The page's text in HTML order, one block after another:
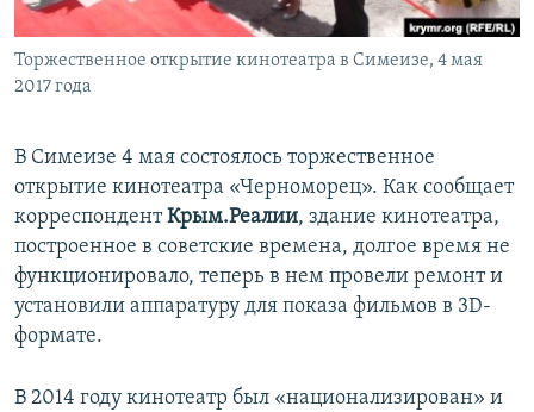
ПОБЕДИТЕЛЕЙ НЕ СУДЯТ?
КРЫМ.НЕПОКОРЕННЫЙ
УКРАИНСКАЯ ПРОБЛЕМА КРЫМА
ПРИСОЕДИНЯЙТЕСЬ!
Все сайты RFE/RL
Торжественное открытие кинотеатра в Симеизе, 4 мая
2017 года
В Симеизе 4 мая состоялось торжественное
открытие кинотеатра «Черноморец». Как сообщает
корреспондентКрым.Реалии, здание кинотеатра,
построенное в советские времена, долгое время не
функционировало, теперь в нем провели ремонт и
установили аппаратуру для показа фильмов в 3D-
формате.
В 2014 году кинотеатр был «национализирован» и